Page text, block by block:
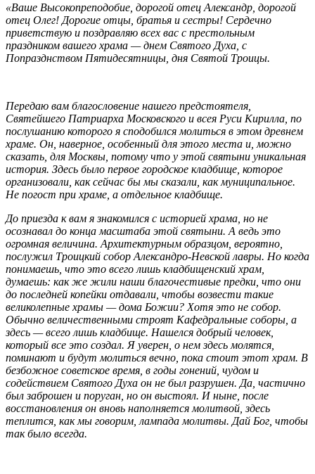
«Ваше Высокопреподобие, дорогой отец Александр, дорогой
отец Олег! Дорогие отцы, братья и сестры! Сердечно
приветствую и поздравляю всех вас с престольным
праздником вашего храма — днем Святого Духа, с
Попразднством Пятидесятницы, дня Святой Троицы.
Передаю вам благословение нашего предстоятеля,
Святейшего Патриарха Московского и всея Руси Кирилла, по
послушанию которого я сподобился молиться в этом древнем
храме. Он, наверное, особенный для этого места и, можно
сказать, для Москвы, потому что у этой святыни уникальная
история. Здесь было первое городское кладбище, которое
организовали, как сейчас бы мы сказали, как муниципальное.
Не погост при храме, а отдельное кладбище.
До приезда к вам я знакомился с историей храма, но не
осознавал до конца масштаба этой святыни. А ведь это
огромная величина. Архитектурным образцом, вероятно,
послужил Троицкий собор Александро-Невской лавры. Но когда
понимаешь, что это всего лишь кладбищенский храм,
думаешь: как же жили наши благочестивые предки, что они
до последней копейки отдавали, чтобы возвести такие
великолепные храмы — дома Божии? Хотя это не собор.
Обычно величественными строят Кафедральные соборы, а
здесь — всего лишь кладбище. Нашелся добрый человек,
который все это создал. Я уверен, о нем здесь молятся,
поминают и будут молиться вечно, пока стоит этот храм. В
безбожное советское время, в годы гонений, чудом и
содействием Святого Духа он не был разрушен. Да, частично
был заброшен и поруган, но он выстоял. И ныне, после
восстановления он вновь наполняется молитвой, здесь
теплится, как мы говорим, лампада молитвы. Дай Бог, чтобы
так было всегда.